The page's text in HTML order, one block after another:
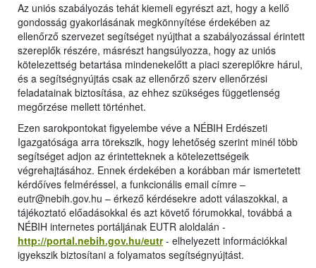
Az uniós szabályozás tehát kiemeli egyrészt azt, hogy a kellő
gondosság gyakorlásának megkönnyítése érdekében az
ellenőrző szervezet segítséget nyújthat a szabályozással érintett
szereplők részére, másrészt hangsúlyozza, hogy az uniós
kötelezettség betartása mindenekelőtt a piaci szereplőkre hárul,
és a segítségnyújtás csak az ellenőrző szerv ellenőrzési
feladatainak biztosítása, az ehhez szükséges függetlenség
megőrzése mellett történhet.
Ezen sarokpontokat figyelembe véve a NÉBIH Erdészeti
Igazgatósága arra törekszik, hogy lehetőség szerint minél több
segítséget adjon az érintetteknek a kötelezettségeik
végrehajtásához. Ennek érdekében a korábban már ismertetett
kérdőíves felméréssel, a funkcionális email címre –
eutr@nebih.gov.hu – érkező kérdésekre adott válaszokkal, a
tájékoztató előadásokkal és azt követő fórumokkal, továbbá a
NÉBIH internetes portáljának EUTR aloldalán -
http://portal.nebih.gov.hu/eutr- elhelyezett információkkal
igyekszik biztosítani a folyamatos segítségnyújtást.